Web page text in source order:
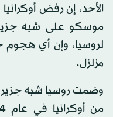
الأحد، إن رفض
موسكو على شبه
لروسيا، وإن أي
مزلزل.
وضمت روسيا شبه جزيرة